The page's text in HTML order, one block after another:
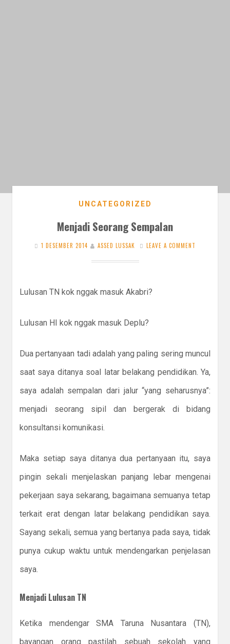
UNCATEGORIZED
Menjadi Seorang Sempalan
1 DESEMBER 2014 ASSED LUSSAK LEAVE A COMMENT
Lulusan TN kok nggak masuk Akabri?
Lulusan HI kok nggak masuk Deplu?
Dua pertanyaan tadi adalah yang paling sering muncul
saat saya ditanya soal latar belakang pendidikan. Ya,
saya adalah sempalan dari jalur “yang seharusnya”:
menjadi seorang sipil dan bergerak di bidang
konsultansi komunikasi.
Maka setiap saya ditanya dua pertanyaan itu, saya
pingin sekali menjelaskan panjang lebar mengenai
pekerjaan saya sekarang, bagaimana semuanya tetap
terkait erat dengan latar belakang pendidikan saya.
Sayang sekali, semua yang bertanya pada saya, tidak
punya cukup waktu untuk mendengarkan penjelasan
saya.
Menjadi Lulusan TN
Ketika mendengar SMA Taruna Nusantara (TN),
bayangan orang pastilah sebuah sekolah yang